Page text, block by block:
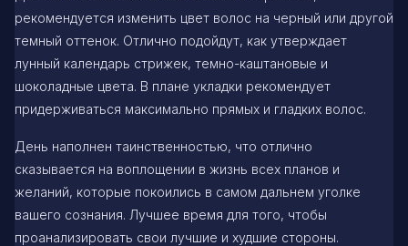
рекомендуется изменить цвет волос на черный или другой
темный оттенок. Отлично подойдут, как утверждает
лунный календарь стрижек, темно-каштановые и
шоколадные цвета. В плане укладки рекомендует
придерживаться максимально прямых и гладких волос.
День наполнен таинственностью, что отлично
сказывается на воплощении в жизнь всех планов и
желаний, которые покоились в самом дальнем уголке
вашего сознания. Лучшее время для того, чтобы
проанализировать свои лучшие и худшие стороны.